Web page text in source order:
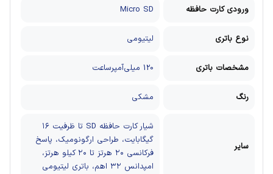
ورودی کارت حافظه Micro SD
نوع باتری لیتیومی
مشخصات باتری 120 میلی‌آمپرساعت
رنگ مشکی
سایر
شیار کارت حافظه SD تا ظرفیت ۱۶
گیگابایت، طراحی ارگونومیک، پاسخ
فرکانسی ۲۰ هرتز تا ۲۰ کیلو هرتز،
امپدانس ۳۲ اهم، باتری لیتیومی